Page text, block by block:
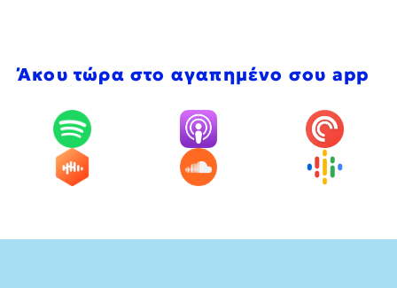
Άκου τώρα στο αγαπημένο σου app